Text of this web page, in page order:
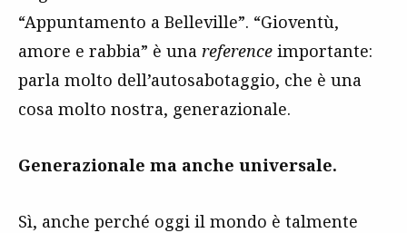
“Appuntamento a Belleville”. “Gioventù,
amore e rabbia” è una reference importante:
parla molto dell’autosabotaggio, che è una
cosa molto nostra, generazionale.
Generazionale ma anche universale.
Sì, anche perché oggi il mondo è talmente